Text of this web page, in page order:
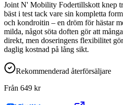
Joint N' Mobility Fodertillskott knep
bäst i test tack vare sin kompletta
och kondroitin – en dröm för hästar
milda, något söta doften gör att
direkt, men doseringens flexibilitet
daglig kostnad på lång sikt.
Rekommenderad återförsäljare
Från 649 kr